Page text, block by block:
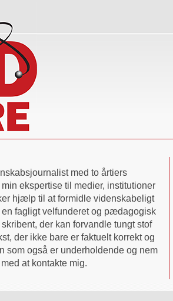
med to årtiers
ekspertise til medier, institutioner
hjælp til at formidle videnskabeligt
fagligt velfunderet og pædagogisk
der kan forvandle tungt stof
der ikke bare er faktuelt korrekt og
som også er underholdende og nem
at kontakte mig.